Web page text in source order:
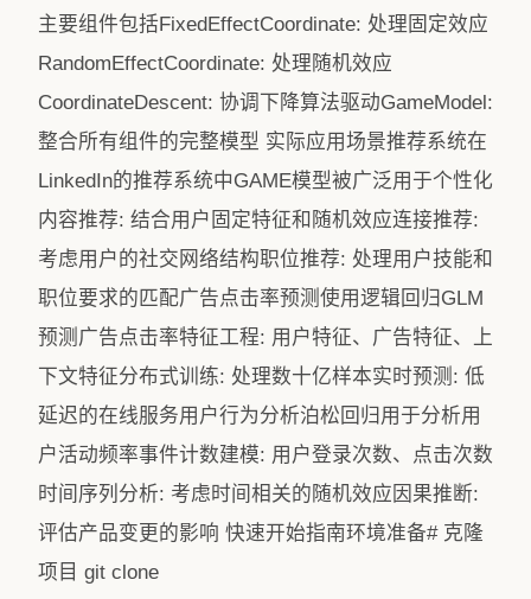
主要组件包括FixedEffectCoordinate: 处理固定效应
RandomEffectCoordinate: 处理随机效应
CoordinateDescent: 协调下降算法驱动GameModel:
整合所有组件的完整模型 实际应用场景推荐系统在
LinkedIn的推荐系统中GAME模型被广泛用于个性化
内容推荐: 结合用户固定特征和随机效应连接推荐:
考虑用户的社交网络结构职位推荐: 处理用户技能和
职位要求的匹配广告点击率预测使用逻辑回归GLM
预测广告点击率特征工程: 用户特征、广告特征、上
下文特征分布式训练: 处理数十亿样本实时预测: 低
延迟的在线服务用户行为分析泊松回归用于分析用
户活动频率事件计数建模: 用户登录次数、点击次数
时间序列分析: 考虑时间相关的随机效应因果推断:
评估产品变更的影响️ 快速开始指南环境准备# 克隆
项目 git clone